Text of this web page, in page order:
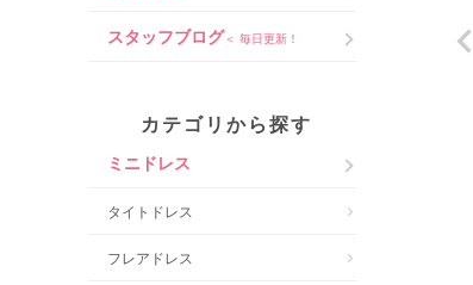
スタッフブログ＜ 毎日更新！
カテゴリから探す
ミニドレス
タイトドレス
フレアドレス